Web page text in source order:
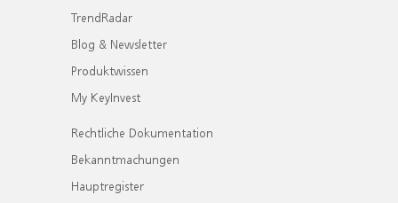
TrendRadar
Blog & Newsletter
Produktwissen
My KeyInvest
Rechtliche Dokumentation
Bekanntmachungen
Hauptregister